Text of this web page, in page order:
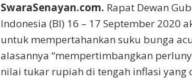
SwaraSenayan.com. Rapat Dewan
Indonesia (BI) 16 – 17 September 2020
untuk mempertahankan suku bunga
alasannya “mempertimbangkan
nilai tukar rupiah di tengah inflasi yang